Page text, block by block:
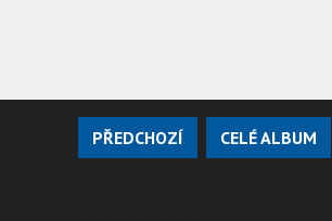
PŘEDCHOZÍ CELÉ ALBUM